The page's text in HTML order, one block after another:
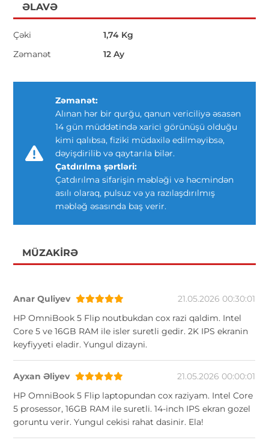
ƏLAVƏ
Çəki
1,74 Kg
Zəmanət
12 Ay
Zəmanət:
Alınan hər bir qurğu, qanun vericiliyə əsasən
14 gün müddətində xarici görünüşü olduğu
kimi qalıbsa, fiziki müdaxilə edilməyibsə,
dəyişdirilib və qaytarıla bilər.
Çatdırılma şərtləri:
Çatdırılma sifarişin məbləği və həcmindən
asılı olaraq, pulsuz və ya razılaşdırılmış
məbləğ əsasında baş verir.
MÜZAKIRƏ
Anar Quliyev
21.05.2026 00:30:01
HP OmniBook 5 Flip noutbukdan cox razi qaldim. Intel
Core 5 ve 16GB RAM ile isler suretli gedir. 2K IPS ekranin
keyfiyyeti eladir. Yungul dizayni.
Ayxan Əliyev
21.05.2026 00:00:01
HP OmniBook 5 Flip laptopundan cox raziyam. Intel Core
5 prosessor, 16GB RAM ile suretli. 14-inch IPS ekran gozel
goruntu verir. Yungul cekisi rahat dasinir. Ela!